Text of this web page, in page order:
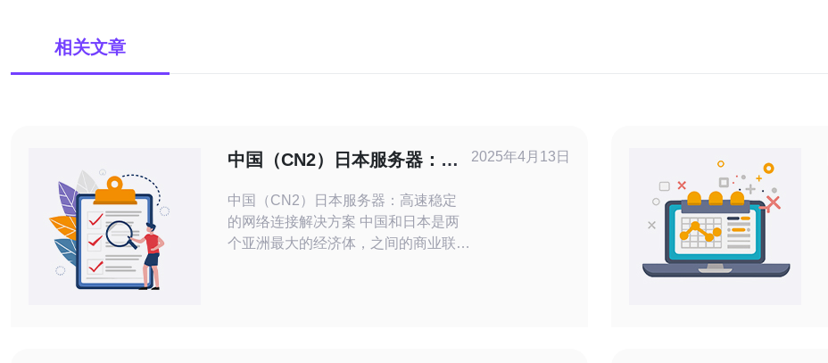
相关文章
中国（CN2）日本服务器：高
中国（CN2）日本服务器：高速稳定
的网络连接解决方案 中国和日本是两
个亚洲最大的经济体，之间的商业联系
2025年4月13日